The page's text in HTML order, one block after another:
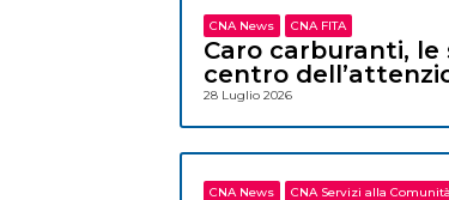
CNA News CNA FITA
Caro carburanti, le
centro
28 Luglio 2026
CNA News CNA Servizi alla Comunità